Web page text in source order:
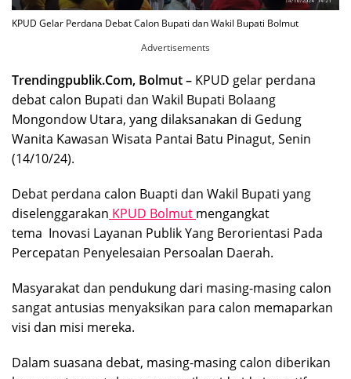
KPUD Gelar Perdana Debat Calon Bupati dan Wakil Bupati Bolmut
Advertisements
Trendingpublik.Com, Bolmut – KPUD gelar perdana
debat calon Bupati dan Wakil Bupati Bolaang
Mongondow Utara, yang dilaksanakan di Gedung
Wanita Kawasan Wisata Pantai Batu Pinagut, Senin
(14/10/24).
Debat perdana calon Buapti dan Wakil Bupati yang
diselenggarakan KPUD Bolmut mengangkat
tema Inovasi Layanan Publik Yang Berorientasi Pada
Percepatan Penyelesaian Persoalan Daerah.
Masyarakat dan pendukung dari masing-masing calon
sangat antusias menyaksikan para calon memaparkan
visi dan misi mereka.
Dalam suasana debat, masing-masing calon diberikan